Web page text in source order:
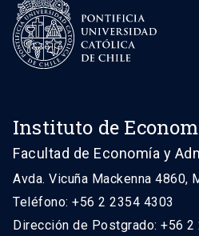
Instituto de
Facultad de Economía y
Avda. Vicuña Mackenna 4860,
Teléfono: +56 2 2354 4303
Dirección de Postgrado: +56 2